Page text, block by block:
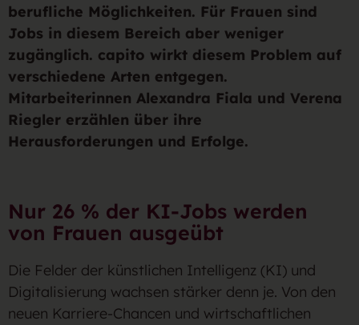
berufliche Möglichkeiten. Für Frauen sind
Jobs in diesem Bereich aber weniger
zugänglich. capito wirkt diesem Problem auf
verschiedene Arten entgegen.
Mitarbeiterinnen Alexandra Fiala und Verena
Riegler erzählen über ihre
Herausforderungen und Erfolge.
Nur 26 % der KI-Jobs werden
von Frauen ausgeübt
Die Felder der künstlichen Intelligenz (KI) und
Digitalisierung wachsen stärker denn je. Von den
neuen Karriere-Chancen und wirtschaftlichen